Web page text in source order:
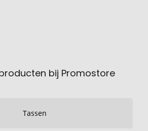
bij Promostore
Tassen